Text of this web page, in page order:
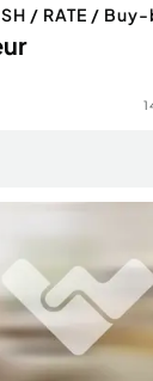
/ RATE /